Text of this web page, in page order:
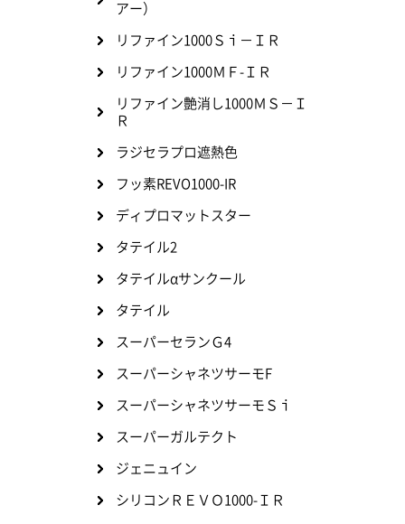
アー）
リファイン1000Ｓｉ－ＩＲ
リファイン1000ＭＦ-ＩＲ
リファイン艶消し1000ＭＳ－Ｉ
Ｒ
ラジセラプロ遮熱色
フッ素REVO1000-IR
ディプロマットスター
タテイル2
タテイルαサンクール
タテイル
スーパーセランＧ4
スーパーシャネツサーモF
スーパーシャネツサーモＳｉ
スーパーガルテクト
ジェニュイン
シリコンＲＥＶＯ1000-ＩＲ